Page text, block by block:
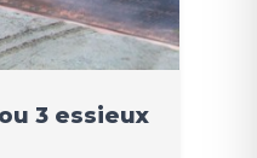
3 essieux